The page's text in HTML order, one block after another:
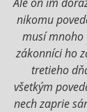
nikomu
musí mnoho
zákonníci ho
tretieho
všetkým
nech zaprie